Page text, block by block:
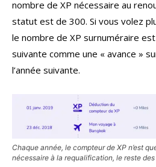
nombre de XP nécessaire au
statut est de 300. Si vous volez
le nombre de XP surnuméraire
suivante comme une « avance »
l’année suivante.
Chaque année, le compteur de XP n’est
nécessaire à la requalification, le reste